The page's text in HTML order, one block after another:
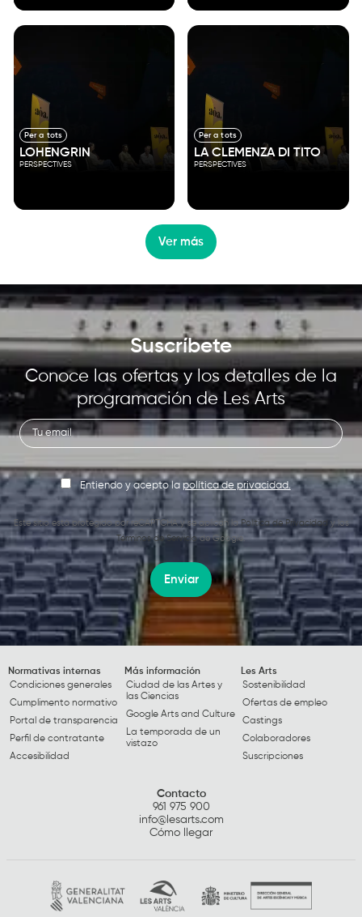
Per a tots
LOHENGRIN
PERSPECTIVES
Per a tots
LA CLEMENZA DI TITO
PERSPECTIVES
Ver más
Suscríbete
Conoce las ofertas y los detalles de la
programación de Les Arts
Entiendo y acepto la política de privacidad.
Este sitio está protegido por reCAPTCHA y se aplican laPolítica de Privacidad y los
Términos de Serviciode Google.
Enviar
Normativas internas
Condiciones generales
Cumplimento normativo
Portal de transparencia
Perfil de contratante
Accesibilidad
Más información
Ciudad de las Artes y
las Ciencias
Google Arts and Culture
La temporada de un
vistazo
Les Arts
Sostenibilidad
Ofertas de empleo
Castings
Colaboradores
Suscripciones
Contacto
961 975 900
info@lesarts.com
Cómo llegar